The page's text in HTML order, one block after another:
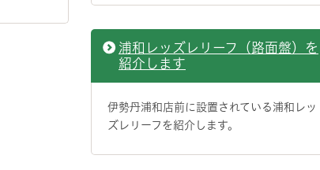
浦和レッズレリーフ（路面盤）を
紹介します
伊勢丹浦和店前に設置されている浦和レッ
ズレリーフを紹介します。